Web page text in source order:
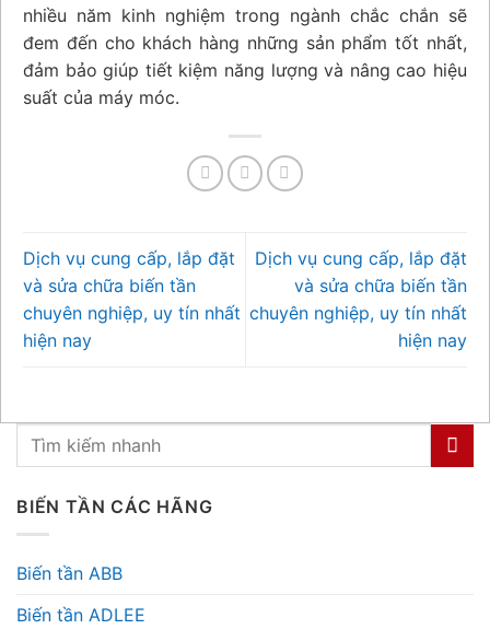
BIẾN TẦN CÁC HÃNG
Biến tần ABB
Biến tần ADLEE
nhiều năm kinh nghiệm trong ngành chắc chắn sẽ
đem đến cho khách hàng những sản phẩm tốt nhất,
đảm bảo giúp tiết kiệm năng lượng và nâng cao hiệu
suất của máy móc.
Dịch vụ cung cấp, lắp đặt
và sửa chữa biến tần
chuyên nghiệp, uy tín nhất
hiện nay
Dịch vụ cung cấp, lắp đặt
và sửa chữa biến tần
chuyên nghiệp, uy tín nhất
hiện nay